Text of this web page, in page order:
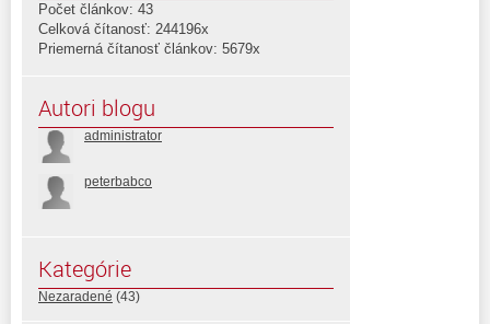
Počet článkov: 43
Celková čítanosť: 244196x
Priemerná čítanosť článkov: 5679x
Autori blogu
administrator
peterbabco
Kategórie
Nezaradené (43)